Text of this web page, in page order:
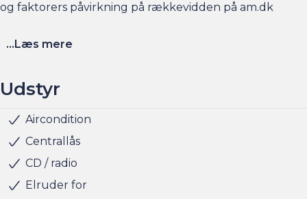
og faktorers påvirkning på rækkevidden på am.dk
Husk at booke en forudgående aftale her eller via
handlen efterfølgende.
finansiering til markedets bedste priser og vilkår, og vi
tager naturligvis også gerne din nuværende bil i bytte,
hvis du har behov for at få afsat den.
...Læs mere
Udstyr
Aircondition
Centrallås
CD / radio
Elruder for
Startspærre
Bluetooth